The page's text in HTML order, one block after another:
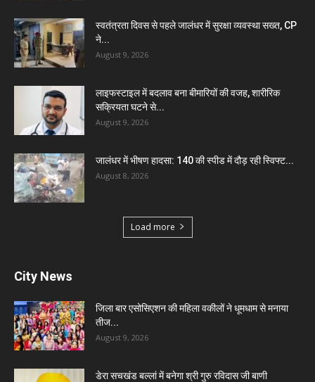
स्वतंत्रता दिवस से पहले जालंधर में सुरक्षा व्यवस्था सख्त, CP
ने...
August 9, 2026
लाइफस्टाइल में बदलाव बना बीमारियों की वजह, शारीरिक
सक्रियता घटने से...
August 9, 2026
जालंधर में भीषण हादसा: 140 की स्पीड में दौड़ रही स्विफ्ट...
August 8, 2026
Load more
City News
जिला बार एसोसिएशन की महिला वकीलों ने धूमधाम से मनाया
तीज...
August 9, 2026
डेरा सचखंड बल्लां में बनेगा श्री गुरु रविदास जी बाणी